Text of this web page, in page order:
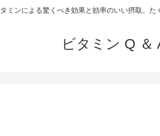
ミンによる驚くべき効果と効率のいい摂取。た
ビタミン Q ＆